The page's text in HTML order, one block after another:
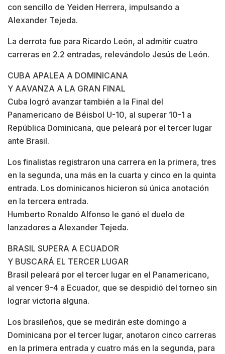
con sencillo de Yeiden Herrera, impulsando a
Alexander Tejeda.
La derrota fue para Ricardo León, al admitir cuatro
carreras en 2.2 entradas, relevándolo Jesús de León.
CUBA APALEA A DOMINICANA
Y AAVANZA A LA GRAN FINAL
Cuba logró avanzar también a la Final del
Panamericano de Béisbol U-10, al superar 10-1 a
República Dominicana, que peleará por el tercer lugar
ante Brasil.
Los finalistas registraron una carrera en la primera, tres
en la segunda, una más en la cuarta y cinco en la quinta
entrada. Los dominicanos hicieron sú única anotación
en la tercera entrada.
Humberto Ronaldo Alfonso le ganó el duelo de
lanzadores a Alexander Tejeda.
BRASIL SUPERA A ECUADOR
Y BUSCARÁ EL TERCER LUGAR
Brasil peleará por el tercer lugar en el Panamericano,
al vencer 9-4 a Ecuador, que se despidió del torneo sin
lograr victoria alguna.
Los brasileños, que se medirán este domingo a
Dominicana por el tercer lugar, anotaron cinco carreras
en la primera entrada y cuatro más en la segunda, para